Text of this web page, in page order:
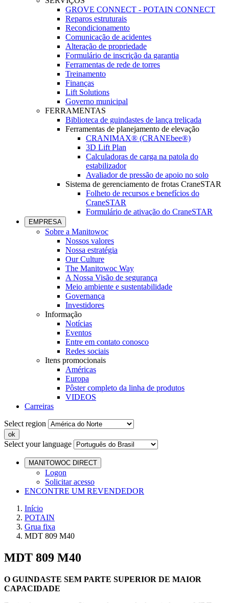
GROVE CONNECT - POTAIN CONNECT
Reparos estruturais
Recondicionamento
Comunicação de acidentes
Alteração de propriedade
Formulário de inscrição da garantia
Ferramentas de rede de torres
Treinamento
Finanças
Lift Solutions
Governo municipal
FERRAMENTAS
Biblioteca de guindastes de lança treliçada
Ferramentas de planejamento de elevação
CRANIMAX® (CRANEbee®)
3D Lift Plan
Calculadoras de carga na patola do
estabilizador
Avaliador de pressão de apoio no solo
Sistema de gerenciamento de frotas CraneSTAR
Folheto de recursos e benefícios do
CraneSTAR
Formulário de ativação do CraneSTAR
EMPRESA
Sobre a Manitowoc
Nossos valores
Nossa estratégia
Our Culture
The Manitowoc Way
A Nossa Visão de segurança
Meio ambiente e sustentabilidade
Governança
Investidores
Informação
Notícias
Eventos
Entre em contato conosco
Redes sociais
Itens promocionais
Américas
Europa
Pôster completo da linha de produtos
VIDEOS
Carreiras
Select region
Select your language
MANITOWOC DIRECT
Logon
Solicitar acesso
ENCONTRE UM REVENDEDOR
Início
POTAIN
Grua fixa
MDT 809 M40
MDT 809 M40
O GUINDASTE SEM PARTE SUPERIOR DE MAIOR
CAPACIDADE